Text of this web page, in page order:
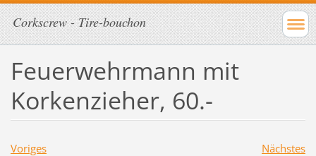
Corkscrew - Tire-bouchon
Feuerwehrmann mit
Korkenzieher, 60.-
Voriges
Nächstes